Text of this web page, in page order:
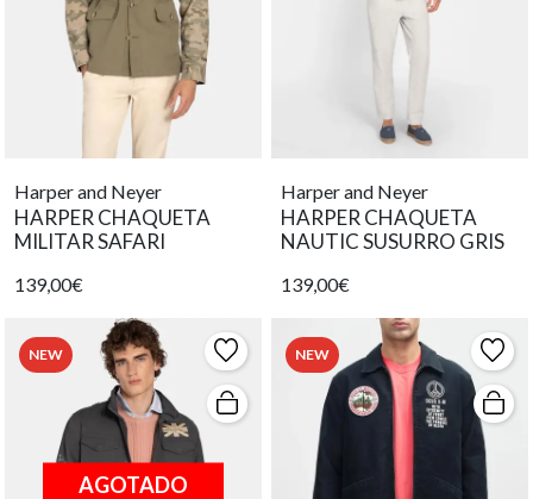
Harper and Neyer
HARPER CHAQUETA
MILITAR SAFARI
139,00€
Harper and Neyer
HARPER CHAQUETA
NAUTIC SUSURRO GRIS
139,00€
NEW
AGOTADO
NEW